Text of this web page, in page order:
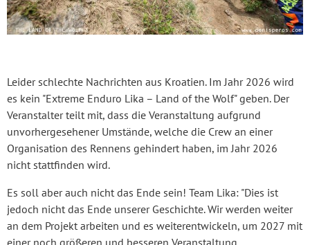
Leider schlechte Nachrichten aus Kroatien. Im Jahr 2026 wird
es kein "Extreme Enduro Lika – Land of the Wolf" geben. Der
Veranstalter teilt mit, dass die Veranstaltung aufgrund
unvorhergesehener Umstände, welche die Crew an einer
Organisation des Rennens gehindert haben, im Jahr 2026
nicht stattfinden wird.
Es soll aber auch nicht das Ende sein! Team Lika: "Dies ist
jedoch nicht das Ende unserer Geschichte. Wir werden weiter
an dem Projekt arbeiten und es weiterentwickeln, um 2027 mit